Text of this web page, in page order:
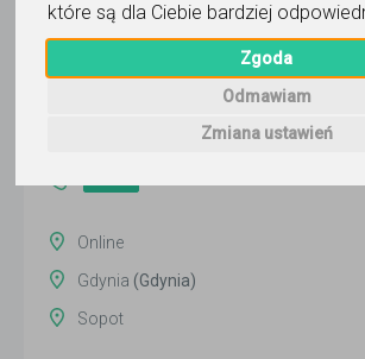
które są dla Ciebie bardziej
Zgoda
Odmawiam
Zmiana ustawień
Dominika
Wyślij wiadomość
ponad 3 miesiące temu
Online
Gdynia (Gdynia)
Sopot